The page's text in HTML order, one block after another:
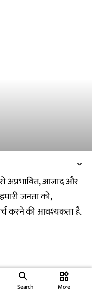
से अप्रभावित, आजाद और
जनता को,
करने की आवश्यकता है.
Search
widgets
More